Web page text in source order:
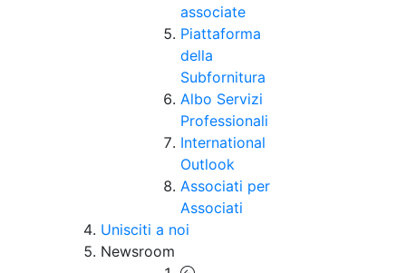
associate
Piattaforma
della
Subfornitura
Albo Servizi
Professionali
International
Outlook
Associati per
Associati
Unisciti a noi
Newsroom